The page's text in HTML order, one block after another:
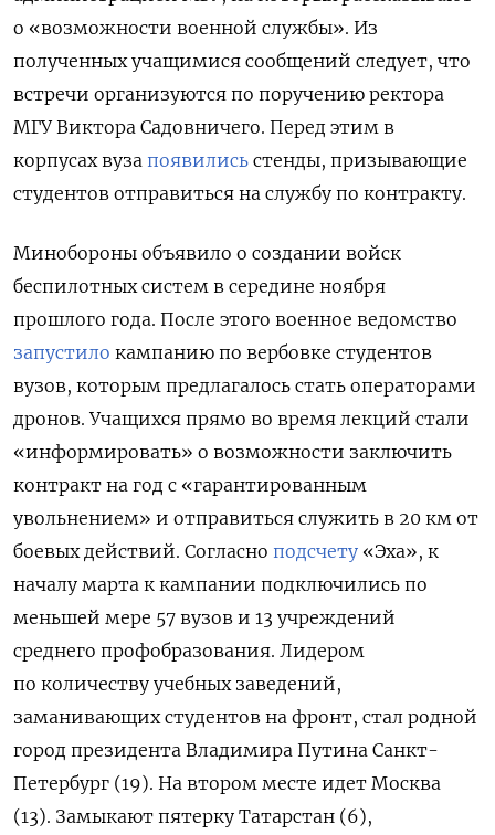
о «возможности военной службы». Из
полученных учащимися сообщений следует, что
встречи организуются по поручению ректора
МГУ Виктора Садовничего. Перед этим в
корпусах вуза появились стенды, призывающие
студентов отправиться на службу по контракту.
Минобороны объявило о создании войск
беспилотных систем в середине ноября
прошлого года. После этого военное ведомство
запустило кампанию по вербовке студентов
вузов, которым предлагалось стать операторами
дронов. Учащихся прямо во время лекций стали
«информировать» о возможности заключить
контракт на год с «гарантированным
увольнением» и отправиться служить в 20 км от
боевых действий. Согласно подсчету «Эха», к
началу марта к кампании подключились по
меньшей мере 57 вузов и 13 учреждений
среднего профобразования. Лидером
по количеству учебных заведений,
заманивающих студентов на фронт, стал родной
город президента Владимира Путина Санкт-
Петербург (19). На втором месте идет Москва
(13). Замыкают пятерку Татарстан (6),